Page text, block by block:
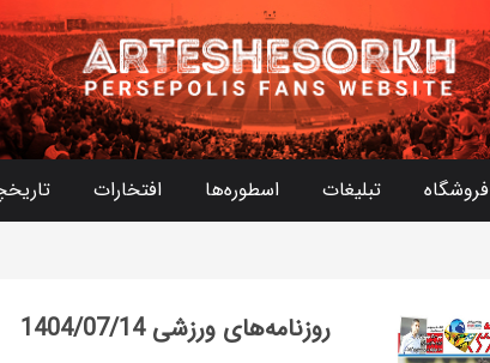
فروشگاه تبلیغات اسطوره‌ها افتخارات
روزنامه‌های ورزشی 1404/07/14